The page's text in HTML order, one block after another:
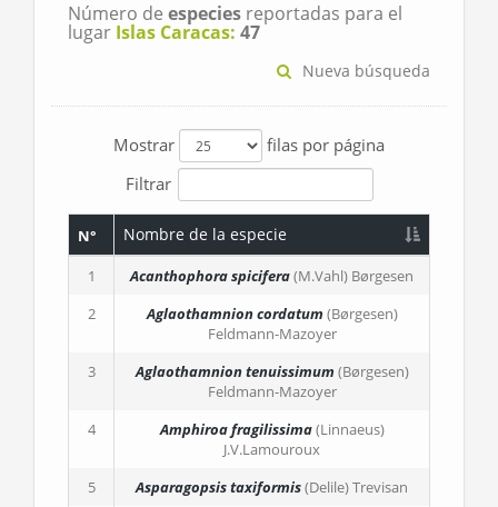
Número de especies reportadas para el
lugar Islas Caracas: 47
Nueva búsqueda
Mostrar
filas por página
Filtrar
N° Nombre de la especie
1 Acanthophora spicifera(M.Vahl) Børgesen
2
Aglaothamnion cordatum (Børgesen)
Feldmann-Mazoyer
3
Aglaothamnion tenuissimum (Børgesen)
Feldmann-Mazoyer
4
Amphiroa fragilissima(Linnaeus)
J.V.Lamouroux
5
Asparagopsis taxiformis(Delile) Trevisan